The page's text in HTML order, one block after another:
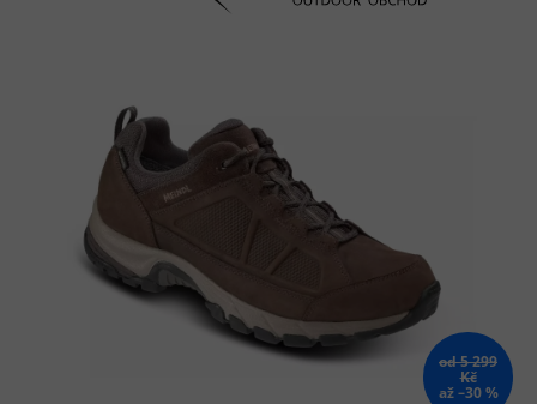
od 5 299
Kč
až –30 %